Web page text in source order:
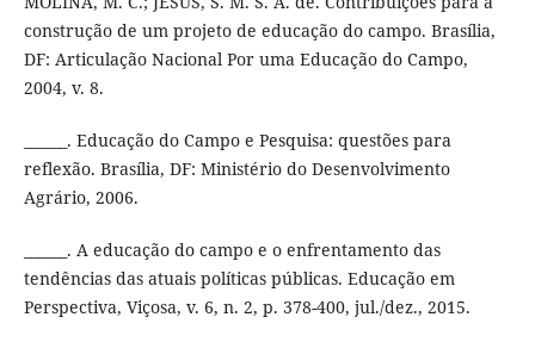
construção de um projeto de educação do campo. Brasília,
DF: Articulação Nacional Por uma Educação do Campo,
2004, v. 8.
______. Educação do Campo e Pesquisa: questões para
reflexão. Brasília, DF: Ministério do Desenvolvimento
Agrário, 2006.
______. A educação do campo e o enfrentamento das
tendências das atuais políticas públicas. Educação em
Perspectiva, Viçosa, v. 6, n. 2, p. 378-400, jul./dez., 2015.